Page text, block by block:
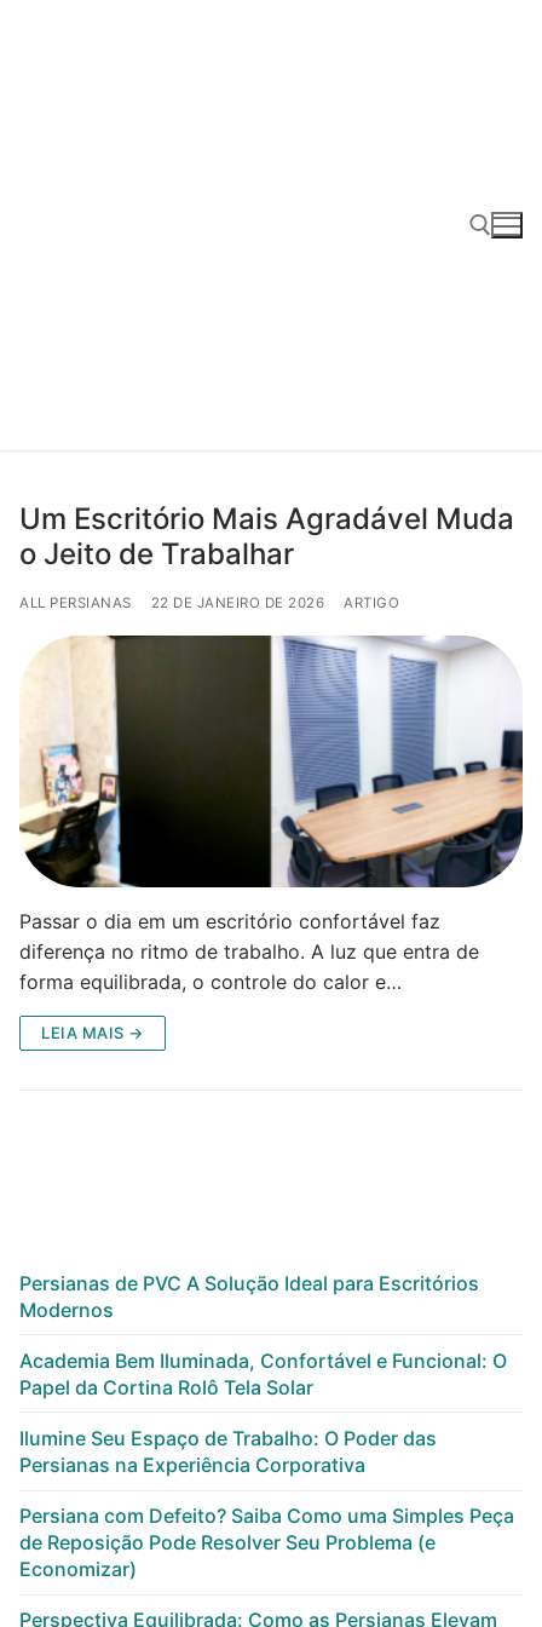
Um Escritório Mais Agradável Muda
o Jeito de Trabalhar
ALL PERSIANAS 22 DE JANEIRO DE 2026 ARTIGO
Passar o dia em um escritório confortável faz
diferença no ritmo de trabalho. A luz que entra de
forma equilibrada, o controle do calor e…
LEIA MAIS →
Persianas de PVC A Solução Ideal para Escritórios
Modernos
Academia Bem Iluminada, Confortável e Funcional: O
Papel da Cortina Rolô Tela Solar
Ilumine Seu Espaço de Trabalho: O Poder das
Persianas na Experiência Corporativa
Persiana com Defeito? Saiba Como uma Simples Peça
de Reposição Pode Resolver Seu Problema (e
Economizar)
Perspectiva Equilibrada: Como as Persianas Elevam